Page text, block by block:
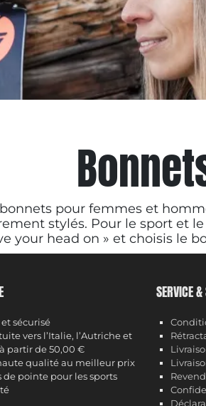
pour femmes et
stylés. Pour le sport et
your head on » et choisis le
sécurisé
vers l’Italie, l’Autriche et
partir de 50,00 €
qualité au meilleur prix
de pointe pour les sports
SERVICE